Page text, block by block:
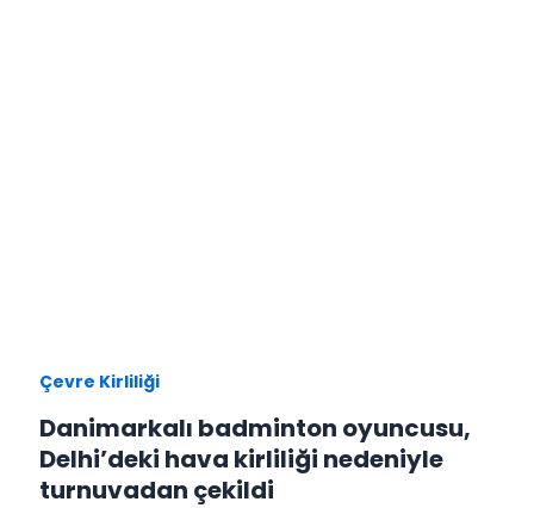
Çevre Kirliliği
Danimarkalı badminton oyuncusu,
Delhi’deki hava kirliliği nedeniyle
turnuvadan çekildi